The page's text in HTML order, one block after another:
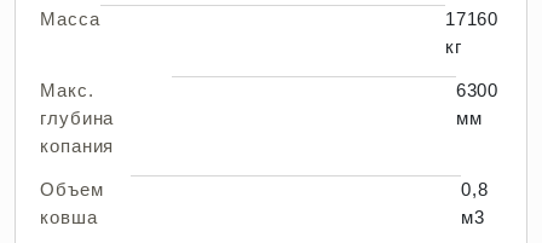
Масса
17160
кг
Макс.
глубина
копания
6300
мм
Объем
ковша
0,8
м3